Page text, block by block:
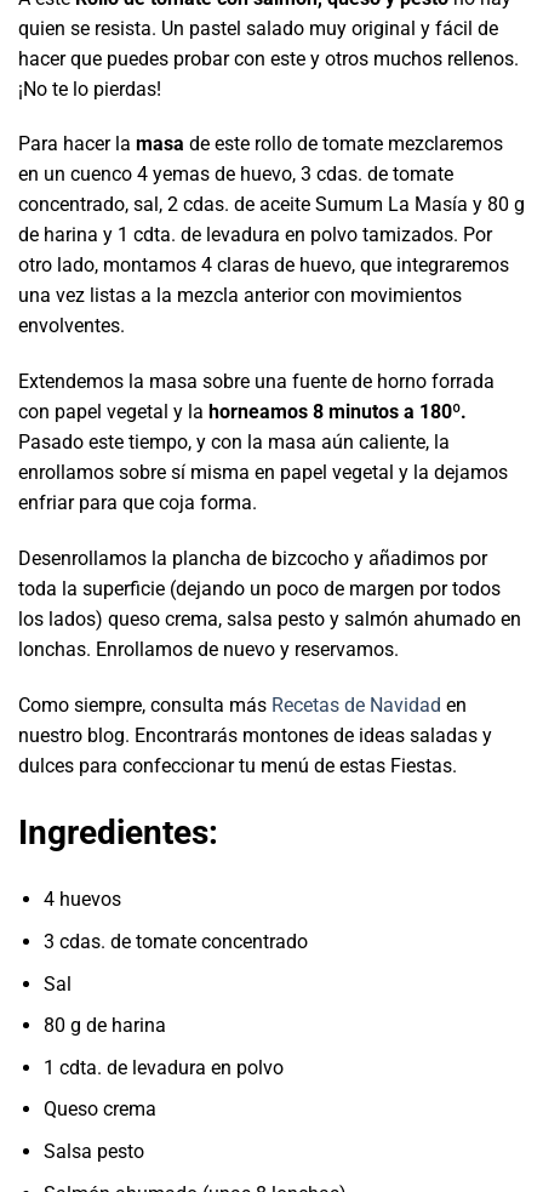
quien se resista. Un pastel salado muy original y fácil de
hacer que puedes probar con este y otros muchos rellenos.
¡No te lo pierdas!
Para hacer la masa de este rollo de tomate mezclaremos
en un cuenco 4 yemas de huevo, 3 cdas. de tomate
concentrado, sal, 2 cdas. de aceite Sumum La Masía y 80 g
de harina y 1 cdta. de levadura en polvo tamizados. Por
otro lado, montamos 4 claras de huevo, que integraremos
una vez listas a la mezcla anterior con movimientos
envolventes.
Extendemos la masa sobre una fuente de horno forrada
con papel vegetal y la horneamos 8 minutos a 180º.
Pasado este tiempo, y con la masa aún caliente, la
enrollamos sobre sí misma en papel vegetal y la dejamos
enfriar para que coja forma.
Desenrollamos la plancha de bizcocho y añadimos por
toda la superficie (dejando un poco de margen por todos
los lados) queso crema, salsa pesto y salmón ahumado en
lonchas. Enrollamos de nuevo y reservamos.
Como siempre, consulta más Recetas de Navidad en
nuestro blog. Encontrarás montones de ideas saladas y
dulces para confeccionar tu menú de estas Fiestas.
Ingredientes:
4 huevos
3 cdas. de tomate concentrado
Sal
80 g de harina
1 cdta. de levadura en polvo
Queso crema
Salsa pesto